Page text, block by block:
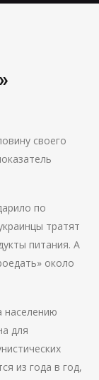
своего
по
тратят
питания. А
около
населению
для
из года в год,